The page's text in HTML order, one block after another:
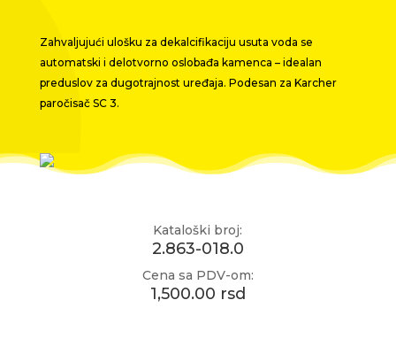
Zahvaljujući ulošku za dekalcifikaciju usuta voda se
automatski i delotvorno oslobađa kamenca – idealan
preduslov za dugotrajnost uređaja. Podesan za Karcher
paročisač SC 3.
Kataloški broj:
2.863-018.0
Cena sa PDV-om:
1,500.00 rsd